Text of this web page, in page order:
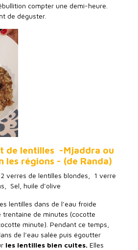
compter une demi-heure.
de déguster.
de lentilles -Mjaddra ou
les régions - (de Randa)
verres de lentilles blondes, 1 verre
Sel, huile d’olive
lentilles dans de l’eau froide
trentaine de minutes (cocotte
minute). Pendant ce temps,
de l’eau salée puis égoutter
les lentilles bien cuites.Elles